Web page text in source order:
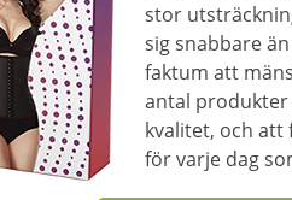
stor
sig snabbare
faktum att
antal produkter
kvalitet, och att
för varje dag